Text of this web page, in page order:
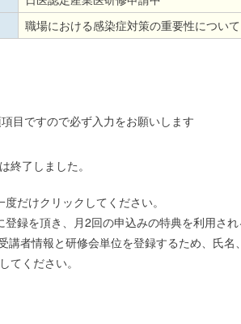
職場における感染症対策の重要性につい
目ですので必ず入力をお願いします
終了しました。
だけクリックしてください。
登録を頂き、月2回の申込みの特典を利用さ
講者情報と研修会単位を登録するため、氏
てください。